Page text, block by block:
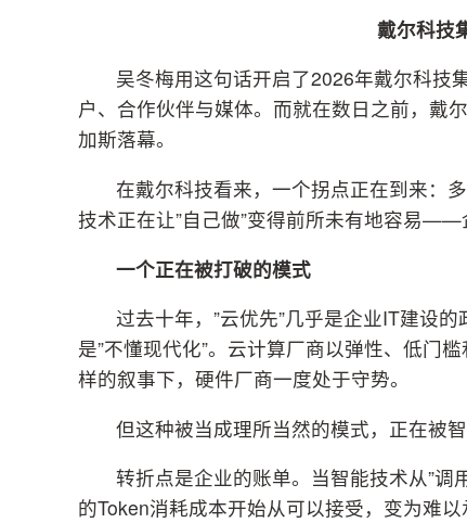
戴尔科技
吴冬梅用这句话开启了2026年戴尔科技
户、合作伙伴与媒体。而就在数日之前，戴
加斯落幕。
在戴尔科技看来，一个拐点正在到来：
技术正在让”自己做”变得前所未有地容易——
一个正在被打破的模式
过去十年，”云优先”几乎是企业IT建设
是”不懂现代化”。云计算厂商以弹性、低门
样的叙事下，硬件厂商一度处于守势。
但这种被当成理所当然的模式，正在被智
转折点是企业的账单。当智能技术从”调
的Token消耗成本开始从可以接受，变为难